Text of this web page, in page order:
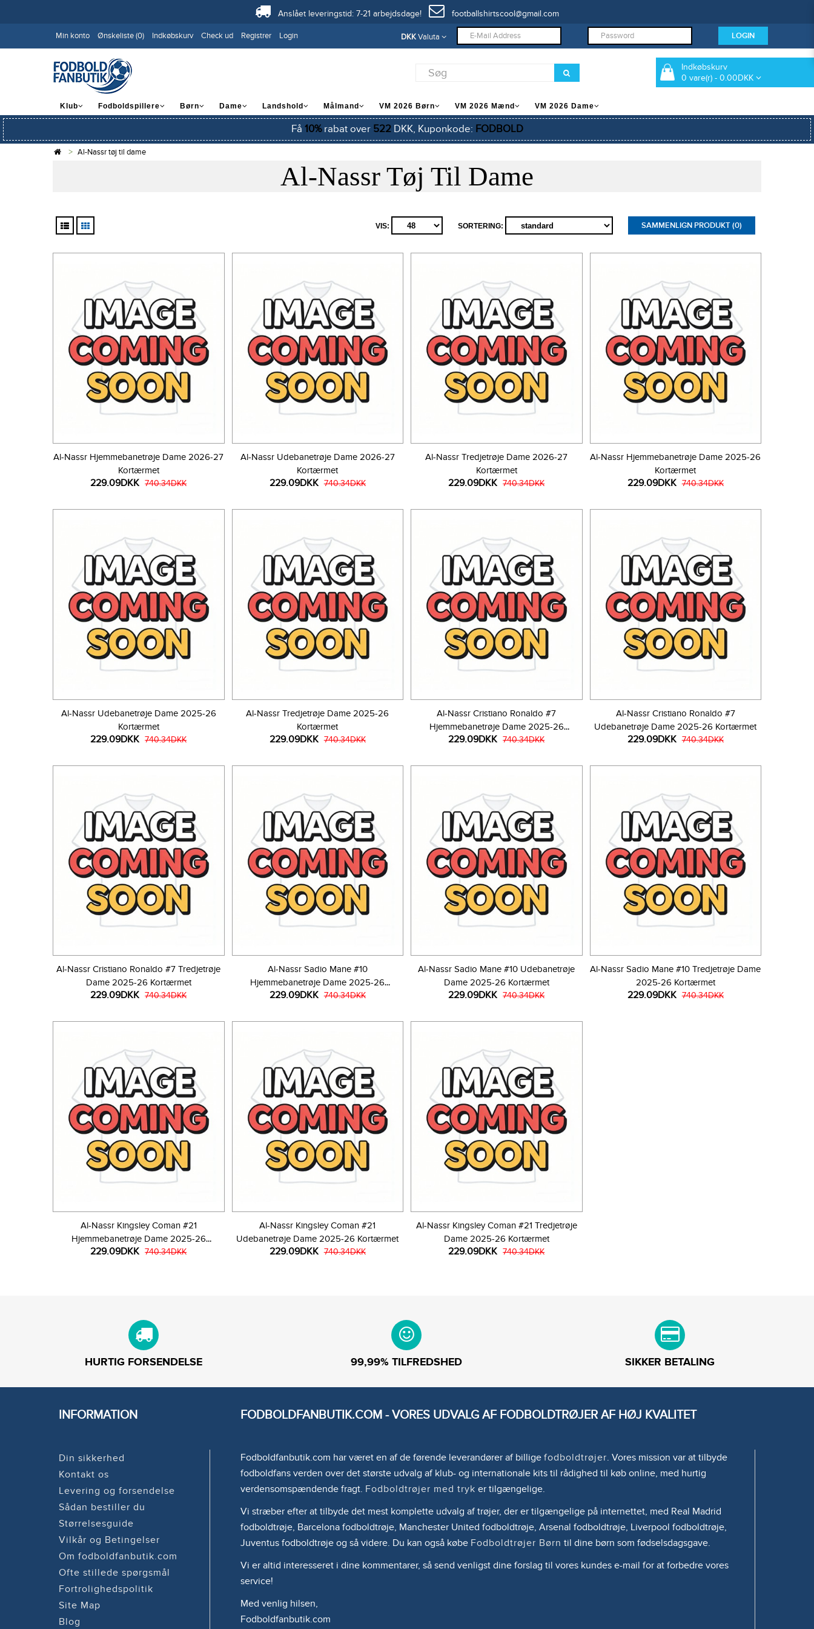
Anslået leveringstid: 7-21 arbejdsdage! footballshirtscool@gmail.com
Min konto Ønskeliste (0) Indkøbskurv Check ud Registrer Login DKKValuta
Indkøbskurv
0 vare(r) - 0.00DKK
Klub Fodboldspillere Børn Dame Landshold Målmand VM 2026 Børn VM 2026 Mænd VM 2026 Dame
Få 10%rabat over 522DKK, Kuponkode: FODBOLD
Al-Nassr tøj til dame
Al-Nassr Tøj Til Dame
SAMMENLIGN PRODUKT (0)
SORTERING:
VIS:
Al-Nassr Hjemmebanetrøje Dame 2026-27
Kortærmet
229.09DKK 740.34DKK
Al-Nassr Udebanetrøje Dame 2026-27
Kortærmet
229.09DKK 740.34DKK
Al-Nassr Tredjetrøje Dame 2026-27
Kortærmet
229.09DKK 740.34DKK
Al-Nassr Hjemmebanetrøje Dame 2025-26
Kortærmet
229.09DKK 740.34DKK
Al-Nassr Udebanetrøje Dame 2025-26
Kortærmet
229.09DKK 740.34DKK
Al-Nassr Tredjetrøje Dame 2025-26
Kortærmet
229.09DKK 740.34DKK
Al-Nassr Cristiano Ronaldo #7
Hjemmebanetrøje Dame 2025-26
Kortærmet
229.09DKK 740.34DKK
Al-Nassr Cristiano Ronaldo #7
Udebanetrøje Dame 2025-26 Kortærmet
229.09DKK 740.34DKK
Al-Nassr Cristiano Ronaldo #7 Tredjetrøje
Dame 2025-26 Kortærmet
229.09DKK 740.34DKK
Al-Nassr Sadio Mane #10
Hjemmebanetrøje Dame 2025-26
Kortærmet
229.09DKK 740.34DKK
Al-Nassr Sadio Mane #10 Udebanetrøje
Dame 2025-26 Kortærmet
229.09DKK 740.34DKK
Al-Nassr Sadio Mane #10 Tredjetrøje Dame
2025-26 Kortærmet
229.09DKK 740.34DKK
Al-Nassr Kingsley Coman #21
Hjemmebanetrøje Dame 2025-26
Kortærmet
229.09DKK 740.34DKK
Al-Nassr Kingsley Coman #21
Udebanetrøje Dame 2025-26 Kortærmet
229.09DKK 740.34DKK
Al-Nassr Kingsley Coman #21 Tredjetrøje
Dame 2025-26 Kortærmet
229.09DKK 740.34DKK
HURTIG FORSENDELSE 99,99% TILFREDSHED SIKKER BETALING
INFORMATION
Din sikkerhed
Kontakt os
Levering og forsendelse
Sådan bestiller du
Størrelsesguide
Vilkår og Betingelser
Om fodboldfanbutik.com
Ofte stillede spørgsmål
Fortrolighedspolitik
Site Map
Blog
FODBOLDFANBUTIK.COM - VORES UDVALG AF FODBOLDTRØJER AF HØJ KVALITET
Fodboldfanbutik.com har været en af de førende leverandører af billige fodboldtrøjer. Vores mission var at tilbyde
fodboldfans verden over det største udvalg af klub- og internationale kits til rådighed til køb online, med hurtig
verdensomspændende fragt. Fodboldtrøjer med tryk er tilgængelige.
Vi stræber efter at tilbyde det mest komplette udvalg af trøjer, der er tilgængelige på internettet, med Real Madrid
fodboldtrøje, Barcelona fodboldtrøje, Manchester United fodboldtrøje, Arsenal fodboldtrøje, Liverpool fodboldtrøje,
Juventus fodboldtrøje og så videre. Du kan også købe Fodboldtrøjer Børn til dine børn som fødselsdagsgave.
Vi er altid interesseret i dine kommentarer, så send venligst dine forslag til vores kundes e-mail for at forbedre vores
service!
Med venlig hilsen,
Fodboldfanbutik.com